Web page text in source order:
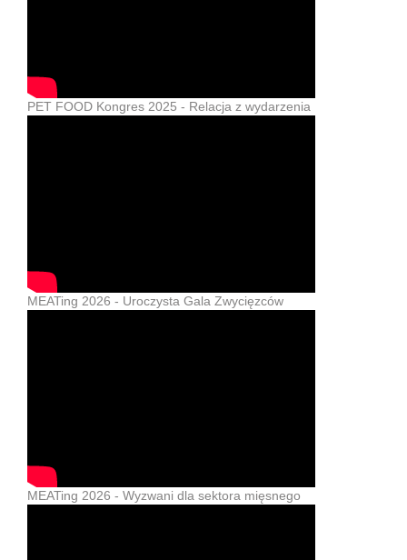
PET FOOD Kongres 2025 - Relacja z wydarzenia
MEATing 2026 - Uroczysta Gala Zwycięzców
MEATing 2026 - Wyzwani dla sektora mięsnego